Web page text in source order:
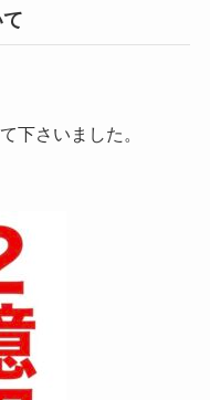
下さいました。